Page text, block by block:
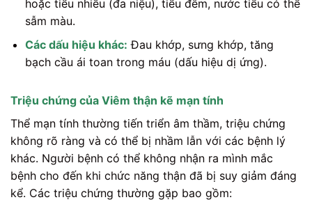
hoặc tiểu nhiều (đa niệu), tiểu đêm, nước tiểu có thể
sẫm màu.
Các dấu hiệu khác: Đau khớp, sưng khớp, tăng
bạch cầu ái toan trong máu (dấu hiệu dị ứng).
Triệu chứng của Viêm thận kẽ mạn tính
Thể mạn tính thường tiến triển âm thầm, triệu chứng
không rõ ràng và có thể bị nhầm lẫn với các bệnh lý
khác. Người bệnh có thể không nhận ra mình mắc
bệnh cho đến khi chức năng thận đã bị suy giảm đáng
kể. Các triệu chứng thường gặp bao gồm: